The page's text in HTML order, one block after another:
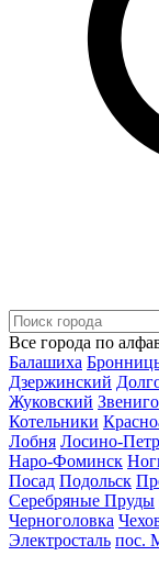
Все города по
Балашиха
Дзержинский
Жуковский
Котельники
Лобня Лосино-
Наро-Фоминск
Посад Подольск
Серебряные Пруды
Черноголовка
Электросталь пос.